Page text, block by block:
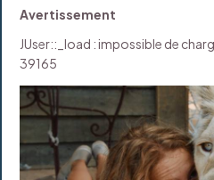
Avertissement
JUser::_load : impossible de
39165